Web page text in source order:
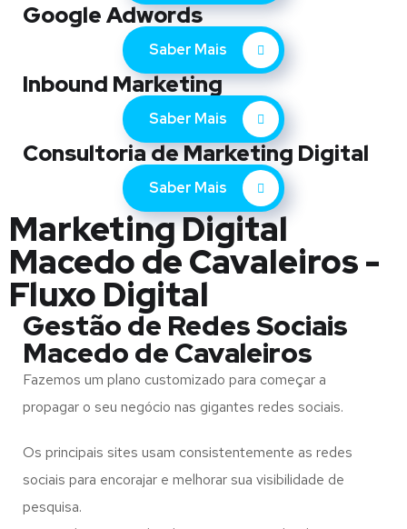
Google Adwords
Saber Mais
Inbound Marketing
Saber Mais
Consultoria de Marketing Digital
Saber Mais
Marketing Digital
Macedo de Cavaleiros -
Fluxo Digital
Gestão de Redes Sociais
Macedo de Cavaleiros
Fazemos um plano customizado para começar a
propagar o seu negócio nas gigantes redes sociais.
Os principais sites usam consistentemente as redes
sociais para encorajar e melhorar sua visibilidade de
pesquisa.